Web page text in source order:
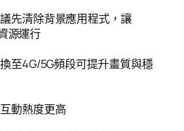
先清除背景應用程式，讓
源運行
至4G/5G頻段可提升畫質與穩
動熱度更高